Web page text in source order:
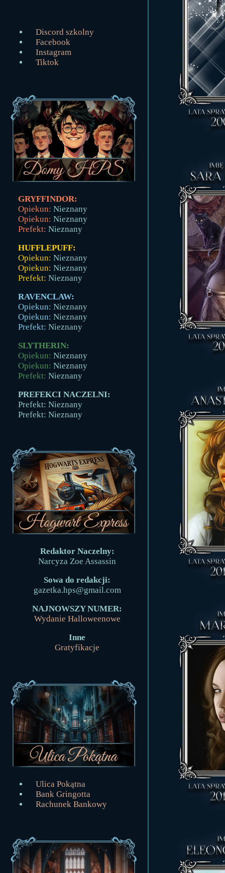
Discord szkolny
Facebook
Instagram
Tiktok
GRYFFINDOR:
Opiekun: Nieznany
Opiekun: Nieznany
Prefekt: Nieznany
HUFFLEPUFF:
Opiekun: Nieznany
Opiekun: Nieznany
Prefekt: Nieznany
RAVENCLAW:
Opiekun: Nieznany
Opiekun: Nieznany
Prefekt: Nieznany
SLYTHERIN:
Opiekun: Nieznany
Opiekun: Nieznany
Prefekt: Nieznany
PREFEKCI NACZELNI:
Prefekt: Nieznany
Prefekt: Nieznany
Redaktor Naczelny:
Narcyza Zoe Assassin
Sowa do redakcji:
gazetka.hps@gmail.com
NAJNOWSZY NUMER:
Wydanie Halloweenowe
Inne
Gratyfikacje
Ulica Pokątna
Bank Gringotta
Rachunek Bankowy